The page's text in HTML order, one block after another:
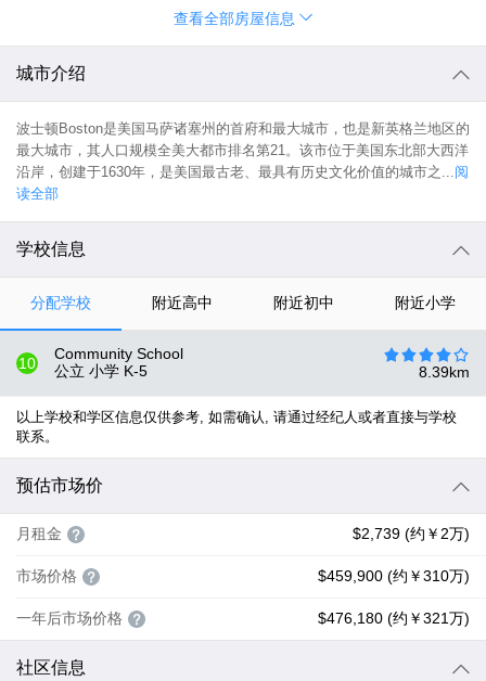
查看全部房屋信息
城市介绍
波士顿Boston是美国马萨诸塞州的首府和最大城市，也是新英格兰地区的
最大城市，其人口规模全美大都市排名第21。该市位于美国东北部大西洋
沿岸，创建于1630年，是美国最古老、最具有历史文化价值的城市之...阅
读全部
学校信息
分配学校 附近高中 附近初中 附近小学
10
Community School
公立 小学 K-5 8.39km
以上学校和学区信息仅供参考, 如需确认, 请通过经纪人或者直接与学校
联系。
预估市场价
月租金 $2,739 (约￥2万)
市场价格 $459,900 (约￥310万)
一年后市场价格 $476,180 (约￥321万)
社区信息